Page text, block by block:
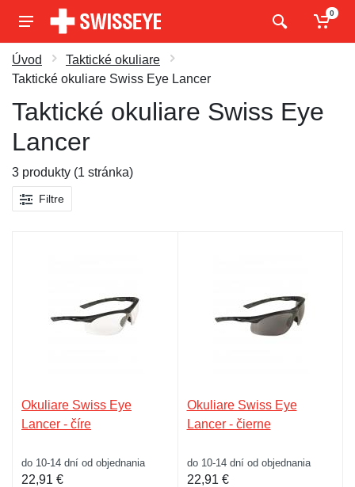
0
Úvod
Taktické okuliare
Taktické okuliare Swiss Eye Lancer
Taktické okuliare Swiss Eye
Lancer
3 produkty (1 stránka)
Filtre
Okuliare Swiss Eye
Lancer - číre
do 10-14 dní od objednania
22,91 €
Okuliare Swiss Eye
Lancer - čierne
do 10-14 dní od objednania
22,91 €